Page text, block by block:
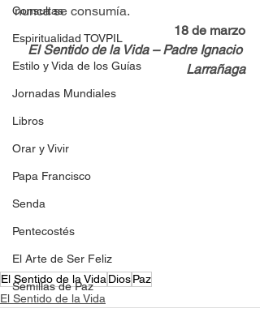
Consultas
Espiritualidad TOVPIL
Estilo y Vida de los Guías
Jornadas Mundiales
Libros
Orar y Vivir
Papa Francisco
Senda
Pentecostés
El Arte de Ser Feliz
Semillas de Paz
nunca se consumía.
18 de marzo
El Sentido de la Vida – Padre Ignacio
Larrañaga
El Sentido de la VidaDiosPaz
El Sentido de la Vida